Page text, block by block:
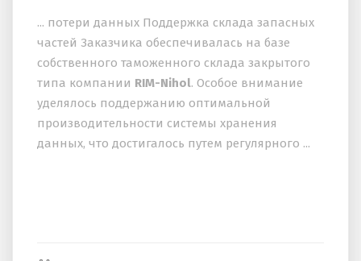
... потери данных Поддержка склада запасных
частей Заказчика обеспечивалась на базе
собственного таможенного склада закрытого
типа компании RIM-Nihol. Особое внимание
уделялось поддержанию оптимальной
производительности системы хранения
данных, что достигалось путем регулярного ...